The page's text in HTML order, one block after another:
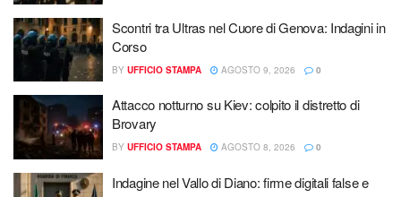
Scontri tra Ultras nel Cuore di Genova: Indagini in
Corso
BY UFFICIO STAMPA AGOSTO 9, 2026 0
Attacco notturno su Kiev: colpito il distretto di
Brovary
BY UFFICIO STAMPA AGOSTO 8, 2026 0
Indagine nel Vallo di Diano: firme digitali false e